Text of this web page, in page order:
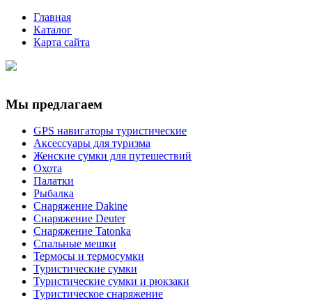
Главная
Каталог
Карта сайта
Мы предлагаем
GPS навигаторы туристические
Аксессуары для туризма
Женские сумки для путешествий
Охота
Палатки
Рыбалка
Снаряжение Dakine
Снаряжение Deuter
Снаряжение Tatonka
Спальные мешки
Термосы и термосумки
Туристические сумки
Туристические сумки и рюкзаки
Туристическое снаряжение